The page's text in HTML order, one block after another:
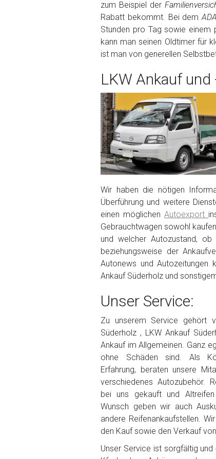
Fertig
Wie viel ist 10+2 ? *
zum Beispiel der
Rabatt bekommt. Bei dem
Stunden pro Tag sowie einem
kann man seinen Oldtimer für
ist man von generellen
LKW Ankauf und
Wir haben die nötigen
Überführung und weitere
einen möglichenAutoexport
Gebrauchtwagen sowohl
und welcher Autozustand,
beziehungsweise der
Autonews und Autozeitungen
Ankauf Süderholz und
Unser Service:
Zu unserem Service gehört
Süderholz , LKW Ankauf
Ankauf im Allgemeinen. Ganz
ohne Schäden sind. Als
Erfahrung, beraten unsere
verschiedenes Autozubehör.
bei uns gekauft und
Wunsch geben wir auch
andere Reifenankaufstellen.
den Kauf sowie den Verkauf
Unser Service ist sorgfältig